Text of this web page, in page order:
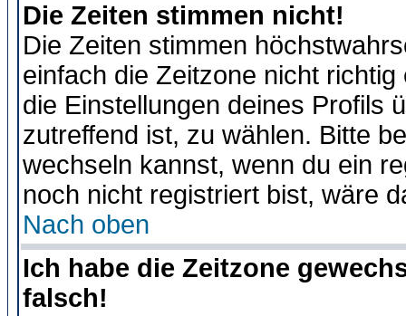
Die Zeiten stimmen nicht!
Die Zeiten stimmen
einfach die Zeitzone nicht
die Einstellungen deines Profils
zutreffend ist, zu wählen. Bitte
wechseln kannst, wenn du ein
noch nicht registriert bist, wäre
Nach oben
Ich habe die Zeitzone
falsch!